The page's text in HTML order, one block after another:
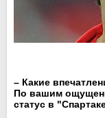
– Какие
По вашим
статус в